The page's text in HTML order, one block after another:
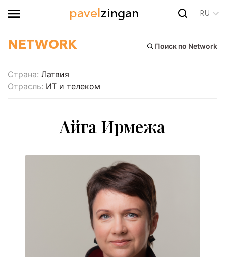
pavelzingan RU
NETWORK Поиск по Network
Страна: Латвия
Отрасль: ИТ и телеком
Айга Ирмежа